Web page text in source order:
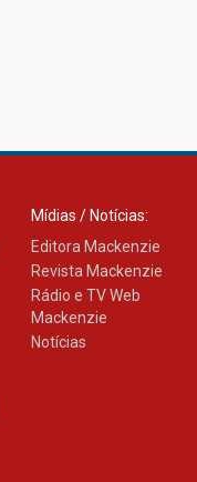
Mídias / Notícias:
Editora Mackenzie
Revista Mackenzie
Rádio e TV Web
Mackenzie
Notícias